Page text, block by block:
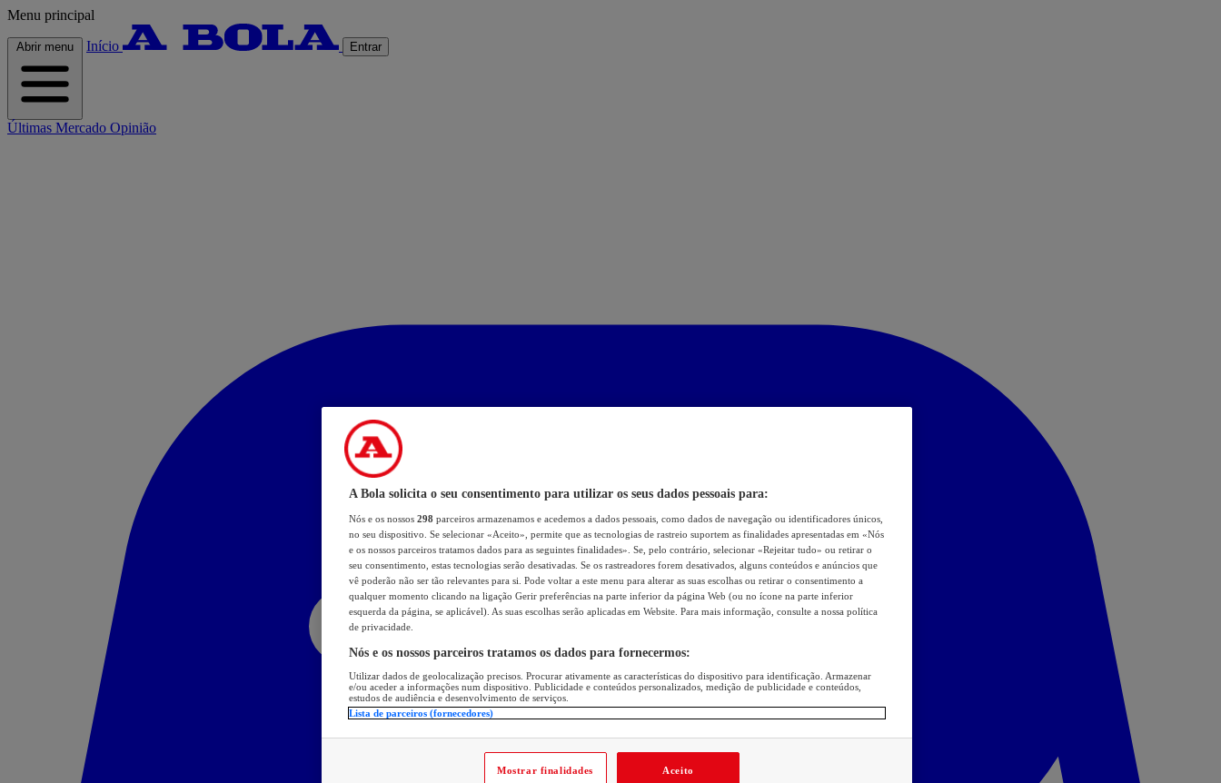
Menu principal
Abrir menu Início Entrar
Últimas Mercado Opinião
A Bola solicita o seu consentimento para utilizar os seus dados pessoais para:
Nós e os nossos 298 parceiros armazenamos e acedemos a dados pessoais, como dados de navegação ou identificadores únicos,
no seu dispositivo. Se selecionar «Aceito», permite que as tecnologias de rastreio suportem as finalidades apresentadas em «Nós
e os nossos parceiros tratamos dados para as seguintes finalidades». Se, pelo contrário, selecionar «Rejeitar tudo» ou retirar o
seu consentimento, estas tecnologias serão desativadas. Se os rastreadores forem desativados, alguns conteúdos e anúncios que
vê poderão não ser tão relevantes para si. Pode voltar a este menu para alterar as suas escolhas ou retirar o consentimento a
qualquer momento clicando na ligação Gerir preferências na parte inferior da página Web (ou no ícone na parte inferior
esquerda da página, se aplicável). As suas escolhas serão aplicadas em Website. Para mais informação, consulte a nossa política
de privacidade.
Nós e os nossos parceiros tratamos os dados para fornecermos:
Utilizar dados de geolocalização precisos. Procurar ativamente as características do dispositivo para identificação. Armazenar
e/ou aceder a informações num dispositivo. Publicidade e conteúdos personalizados, medição de publicidade e conteúdos,
estudos de audiência e desenvolvimento de serviços.
Lista de parceiros (fornecedores)
Mostrar finalidades Aceito